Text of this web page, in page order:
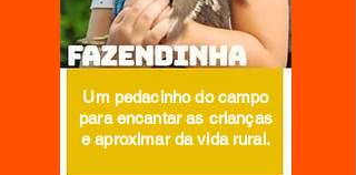
Um pedacinho do campo
para encantar as crianças
e aproximar da vida rural.